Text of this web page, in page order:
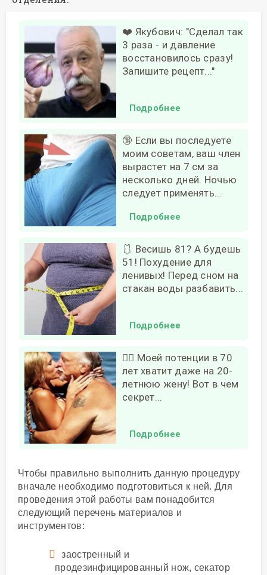
❤️ Якубович: "Сделал так
3 раза - и давление
восстановилось сразу!
Запишите рецепт..."
Подробнее
🔞 Если вы последуете
моим советам, ваш член
вырастет на 7 см за
несколько дней. Ночью
следует применять…
Подробнее
🩱 Весишь 81? А будешь
51! Похудение для
ленивых! Перед сном на
стакан воды разбавить...
Подробнее
❤️‍🔥 Моей потенции в 70
лет хватит даже на 20-
летнюю жену! Вот в чем
секрет...
Подробнее
Чтобы правильно выполнить данную процедуру
вначале необходимо подготовиться к ней. Для
проведения этой работы вам понадобится
следующий перечень материалов и
инструментов:
заостренный и
продезинфицированный нож, секатор